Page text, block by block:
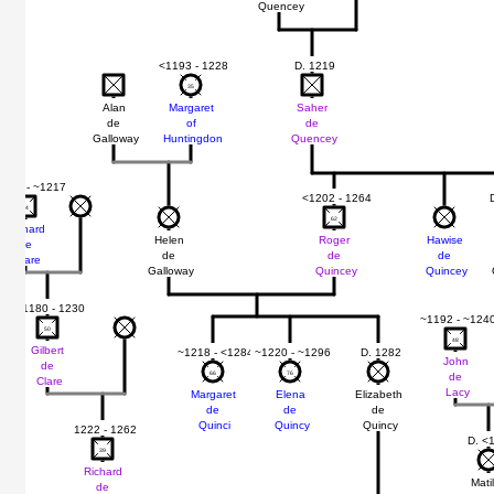
D. 1219
Saher
de
Quencey
Hawise
de
Quincey
1222 - 1262
Richard
de
39
39
D.
~1180 - 1230
Gilbert
de
Clare
50
50
- ~1217
Richard
de
Clare
6464
Quencey
~1192 -
John
de
Lacy
48
48
<1202 - 1264
Roger
de
Quincey
62
62
Helen
de
Galloway
Alan
de
Galloway
<1193 - 1228
Margaret
of
Huntingdon
35
35
~1218 - <1284
Margaret
de
Quinci
66
66
~1220 - ~1296
Elena
de
Quincy
76
76
D. 1282
Elizabeth
de
Quincy